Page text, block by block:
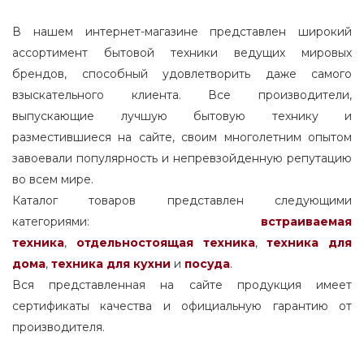
В нашем интернет-магазине представлен широкий
ассортимент бытовой техники ведущих мировых
брендов, способный удовлетворить даже самого
взыскательного клиента. Все производители,
выпускающие лучшую бытовую технику и
разместившиеся на сайте, своим многолетним опытом
завоевали популярность и непревзойденную репутацию
во всем мире.
Каталог товаров представлен следующими
категориями: встраиваемая
техника, отдельностоящаятехника,
техника для
дома, техника для кухни и посуда.
Вся представленная на сайте продукция имеет
сертификаты качества и официальную гарантию от
производителя.